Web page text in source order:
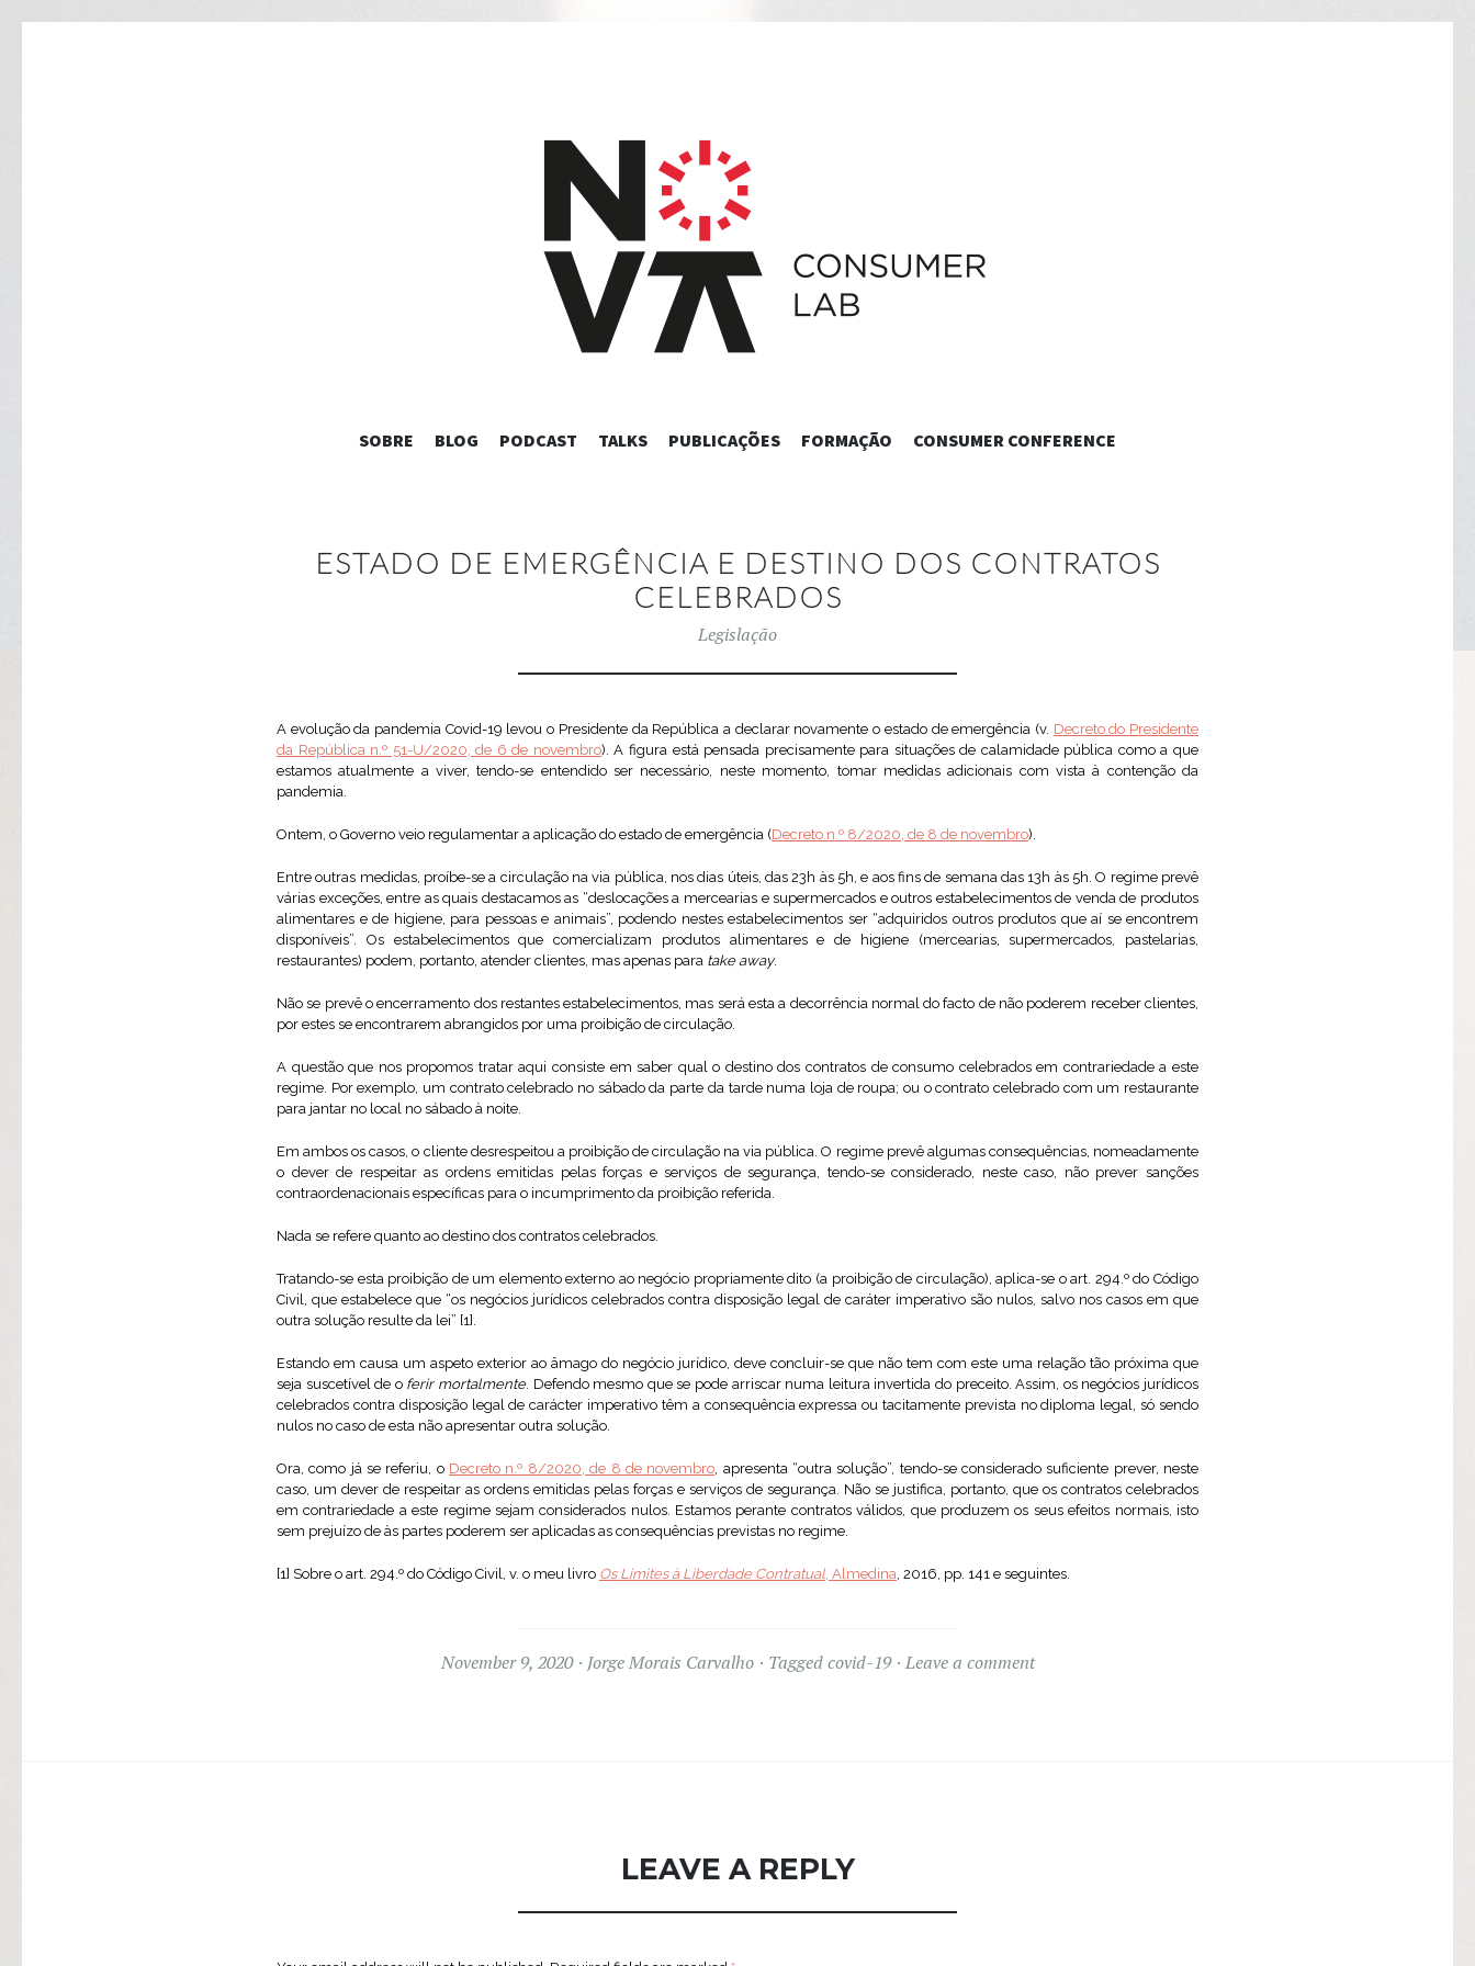
SKIP
SOBRE BLOG PODCAST TALKS PUBLICAÇÕES FORMAÇÃO CONSUMER CONFERENCE
ESTADO DE EMERGÊNCIA E DESTINO DOS CONTRATOS
CELEBRADOS
Legislação
A evolução da pandemia Covid-19 levou o Presidente da República a declarar novamente o estado de emergência (v. Decreto do Presidente
da República n.º 51-U/2020, de 6 de novembro). A figura está pensada precisamente para situações de calamidade pública como a que
estamos atualmente a viver, tendo-se entendido ser necessário, neste momento, tomar medidas adicionais com vista à contenção da
pandemia.
Ontem, o Governo veio regulamentar a aplicação do estado de emergência (Decreto n.º 8/2020, de 8 de novembro).
Entre outras medidas, proíbe-se a circulação na via pública, nos dias úteis, das 23h às 5h, e aos fins de semana das 13h às 5h. O regime prevê
várias exceções, entre as quais destacamos as “deslocações a mercearias e supermercados e outros estabelecimentos de venda de produtos
alimentares e de higiene, para pessoas e animais”, podendo nestes estabelecimentos ser “adquiridos outros produtos que aí se encontrem
disponíveis”. Os estabelecimentos que comercializam produtos alimentares e de higiene (mercearias, supermercados, pastelarias,
restaurantes) podem, portanto, atender clientes, mas apenas para take away.
Não se prevê o encerramento dos restantes estabelecimentos, mas será esta a decorrência normal do facto de não poderem receber clientes,
por estes se encontrarem abrangidos por uma proibição de circulação.
A questão que nos propomos tratar aqui consiste em saber qual o destino dos contratos de consumo celebrados em contrariedade a este
regime. Por exemplo, um contrato celebrado no sábado da parte da tarde numa loja de roupa; ou o contrato celebrado com um restaurante
para jantar no local no sábado à noite.
Em ambos os casos, o cliente desrespeitou a proibição de circulação na via pública. O regime prevê algumas consequências, nomeadamente
o dever de respeitar as ordens emitidas pelas forças e serviços de segurança, tendo-se considerado, neste caso, não prever sanções
contraordenacionais específicas para o incumprimento da proibição referida.
Nada se refere quanto ao destino dos contratos celebrados.
Tratando-se esta proibição de um elemento externo ao negócio propriamente dito (a proibição de circulação), aplica-se o art. 294.º do Código
Civil, que estabelece que “os negócios jurídicos celebrados contra disposição legal de caráter imperativo são nulos, salvo nos casos em que
outra solução resulte da lei” [1].
Estando em causa um aspeto exterior ao âmago do negócio jurídico, deve concluir-se que não tem com este uma relação tão próxima que
seja suscetível de o ferir mortalmente. Defendo mesmo que se pode arriscar numa leitura invertida do preceito. Assim, os negócios jurídicos
celebrados contra disposição legal de carácter imperativo têm a consequência expressa ou tacitamente prevista no diploma legal, só sendo
nulos no caso de esta não apresentar outra solução.
Ora, como já se referiu, o Decreto n.º 8/2020, de 8 de novembro, apresenta “outra solução”, tendo-se considerado suficiente prever, neste
caso, um dever de respeitar as ordens emitidas pelas forças e serviços de segurança. Não se justifica, portanto, que os contratos celebrados
em contrariedade a este regime sejam considerados nulos. Estamos perante contratos válidos, que produzem os seus efeitos normais, isto
sem prejuízo de às partes poderem ser aplicadas as consequências previstas no regime.
[1] Sobre o art. 294.º do Código Civil, v. o meu livro Os Limites à Liberdade Contratual, Almedina, 2016, pp. 141 e seguintes.
November 9, 2020 Jorge Morais Carvalho Taggedcovid-19 Leave a comment
LEAVE A REPLY